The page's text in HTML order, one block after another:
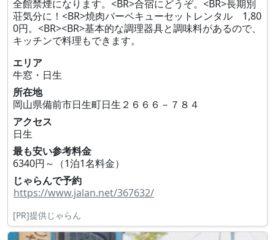
全館禁煙になります。<BR>合宿にどうぞ。<BR>長期別
荘気分に！<BR>焼肉バーベキューセットレンタル 1,80
0円。<BR><BR>基本的な調理器具と調味料があるので、
キッチンで料理もできます。
エリア
牛窓・日生
所在地
岡山県備前市日生町日生２６６６－７８４
アクセス
日生
最も安い参考料金
6340円～（1泊1名料金）
じゃらんで予約
https://www.jalan.net/367632/
[PR]提供じゃらん